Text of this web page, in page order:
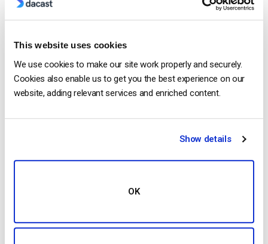
This website uses cookies
We use cookies to make our site work properly and securely.
Cookies also enable us to get you the best experience on our
website, adding relevant services and enriched content.
Show details
OK
OTT Full Form – O Presente e o Futuro do
Streaming Media
by Jon Whitehead